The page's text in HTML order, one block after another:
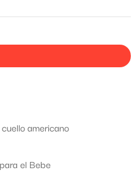
americano
el Bebe